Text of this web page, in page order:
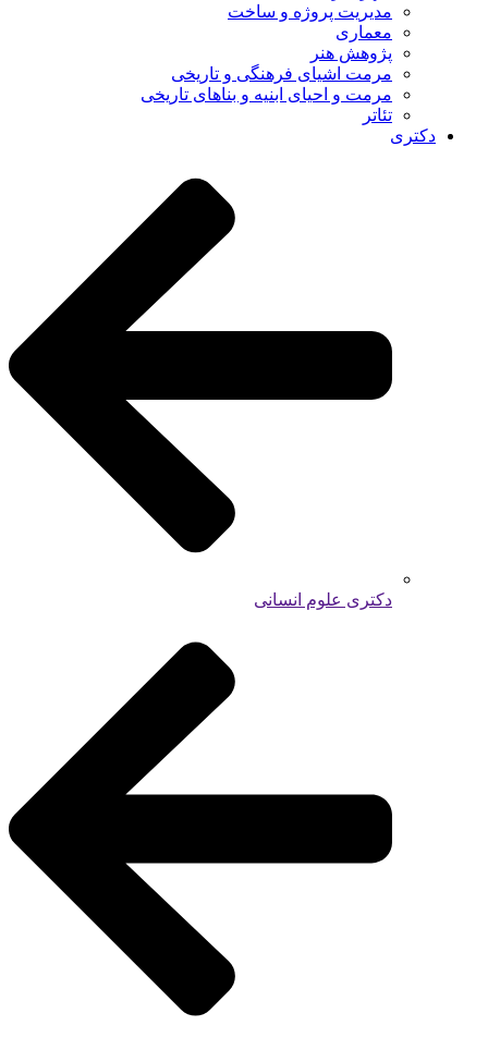
مدیریت پروژه و ساخت
معماری
پژوهش هنر
مرمت اشیای فرهنگی و تاریخی
مرمت و احیای ابنیه و بناهای تاریخی
تئاتر
دکتری
دکتری علوم انسانی